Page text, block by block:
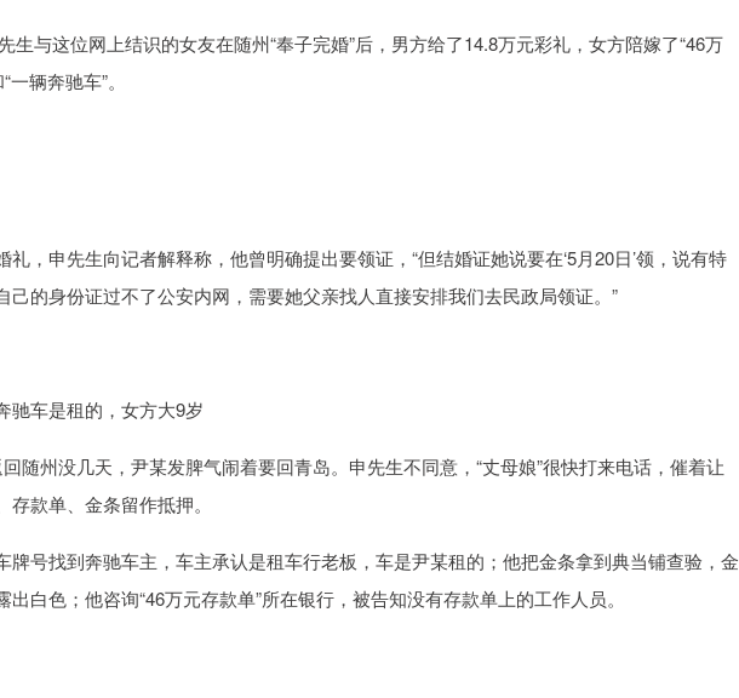
生与这位网上结识的女友在随州“奉子完婚”后，男方给了14.8万元彩礼，女方陪嫁了“46万
辆奔驰车”。
，申先生向记者解释称，他曾明确提出要领证，“但结婚证她说要在‘5月20日’领，说有特
己的身份证过不了公安内网，需要她父亲找人直接安排我们去民政局领证。”
驰车是租的，女方大9岁
随州没几天，尹某发脾气闹着要回青岛。申先生不同意，“丈母娘”很快打来电话，催着让
款单、金条留作抵押。
牌号找到奔驰车主，车主承认是租车行老板，车是尹某租的；他把金条拿到典当铺查验，金
白色；他咨询“46万元存款单”所在银行，被告知没有存款单上的工作人员。